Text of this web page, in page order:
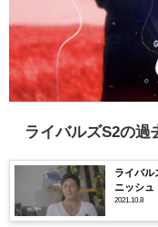
ライバルズS2の過
ライバル
ニッシュ
2021.10.8